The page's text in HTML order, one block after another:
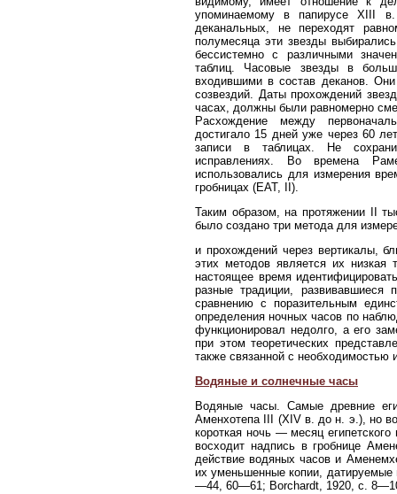
упоминаемому в папирусе XIII
деканальных, не переходят
полумесяца эти звезды
бессистемно с различными
таблиц. Часовые звезды в
входившими в состав деканов.
созвездий. Даты прохождений
часах, должны были равномерно
Расхождение между
достигало 15 дней уже через 60
записи в таблицах. Не
исправлениях. Во времена
использовались для измерения
гробницах (EAT, II).
Таким образом, на протяжении II
было создано три метода для
и прохождений через вертикалы,
этих методов является их низкая
настоящее время
разные традиции,
сравнению с поразительным
определения ночных часов по
функционировал недолго, а его
при этом теоретических
также связанной с
Водяные и солнечные часы
Водяные часы. Самые древние
Аменхотепа III (XIV в. до н. э.), но
короткая ночь — месяц
восходит надпись в гробнице
действие водяных часов и
их уменьшенные копии,
—44, 60—61; Borchardt, 1920, с.